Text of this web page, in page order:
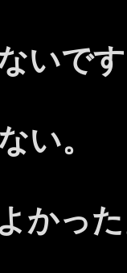
いで
い。
かっ